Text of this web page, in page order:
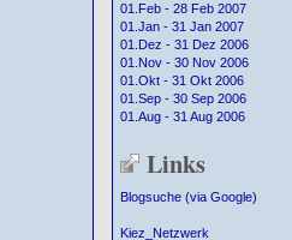
01.Feb - 28 Feb 2007
01.Jan - 31 Jan 2007
01.Dez - 31 Dez 2006
01.Nov - 30 Nov 2006
01.Okt - 31 Okt 2006
01.Sep - 30 Sep 2006
01.Aug - 31 Aug 2006
Links
Blogsuche (via Google)
Kiez_Netzwerk